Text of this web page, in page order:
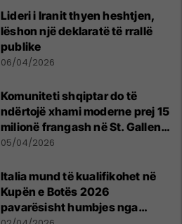
Lideri i Iranit thyen heshtjen,
lëshon një deklaratë të rrallë
publike
06/04/2026
Komuniteti shqiptar do të
ndërtojë xhami moderne prej 15
milionë frangash në St. Gallen
të Zvicrës
05/04/2026
Italia mund të kualifikohet në
Kupën e Botës 2026
pavarësisht humbjes nga